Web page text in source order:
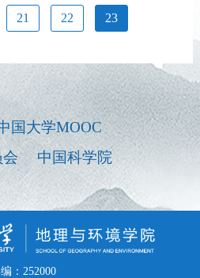
21 22 23
国大学MOOC
会
中国科学院
：252000